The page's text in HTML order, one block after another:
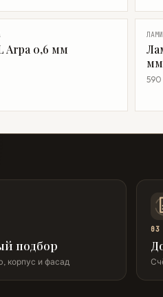
Arpa 0,6 мм
мм
590
подбор
корпус и фасад
03